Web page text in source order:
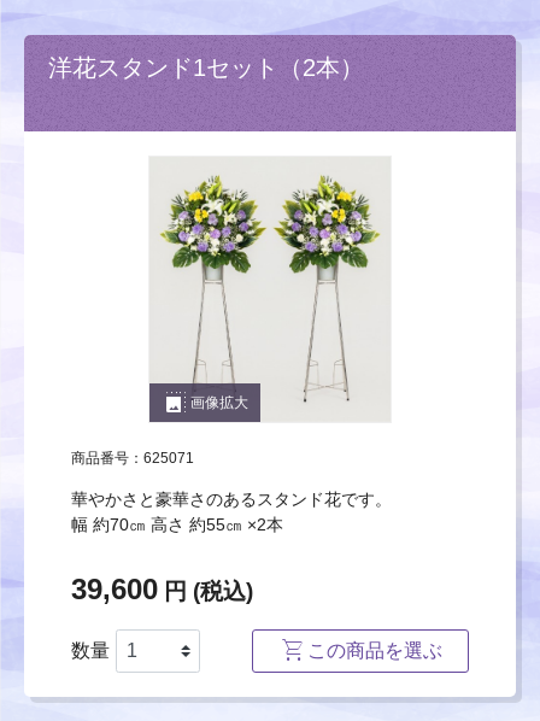
洋花スタンド1セット（2本）
photo_size_select_large 画像拡大
商品番号：625071
華やかさと豪華さのあるスタンド花です。
幅 約70㎝ 高さ 約55㎝ ×2本
39,600 円 (税込)
数量 この商品を選ぶ